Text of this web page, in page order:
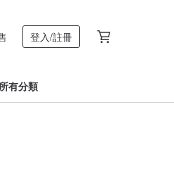
登入/註冊
所有分類